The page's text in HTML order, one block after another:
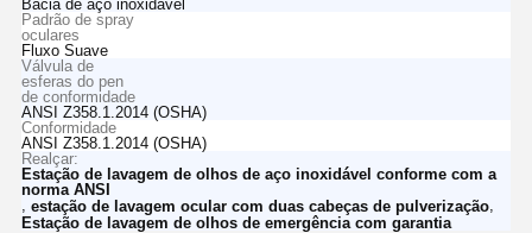
Bacia de aço inoxidável
Padrão de spray
oculares
Fluxo Suave
Válvula de
esferas do pen
de conformidade
ANSI Z358.1.2014 (OSHA)
Conformidade
ANSI Z358.1.2014 (OSHA)
Realçar:
Estação de lavagem de olhos de aço inoxidável conforme com a
norma ANSI
estação de lavagem ocular com duas cabeças de pulverização,
Estação de lavagem de olhos de emergência com garantia